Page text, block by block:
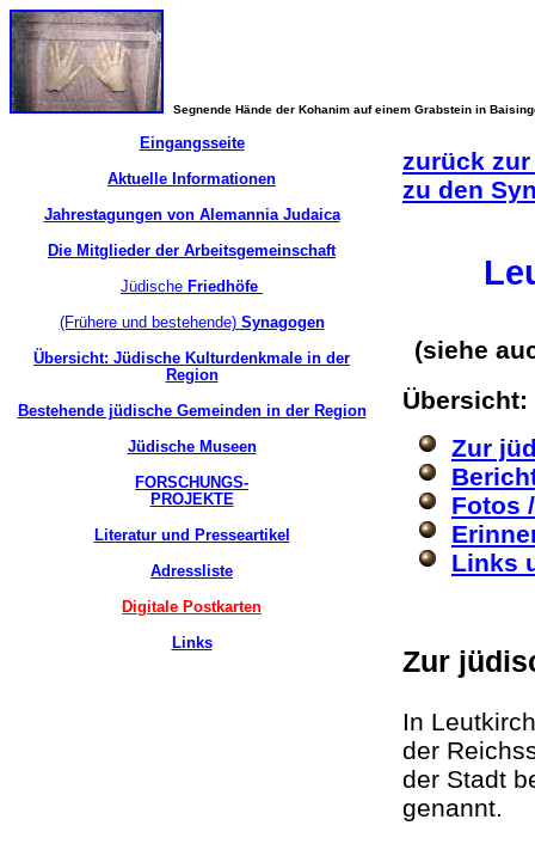
Segnende Hände der Kohanim auf einem Grabstein in
Eingangsseite
Aktuelle Informationen
Jahrestagungen von Alemannia Judaica
Die Mitglieder der Arbeitsgemeinschaft
Jüdische Friedhöfe
(Frühere und bestehende)Synagogen
Übersicht: Jüdische Kulturdenkmale in der
Region
Bestehende jüdische Gemeinden in der Region
Jüdische Museen
FORSCHUNGS-
PROJEKTE
Literatur und Presseartikel
Adressliste
Digitale Postkarten
Links
zurück
zu den
(siehe
Übersicht:
Zur
Fotos
Links
Zur
In
der
der Stadt
genannt.